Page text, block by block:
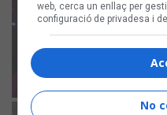
web, cerca un enllaç per
configuració de privadesa i
No